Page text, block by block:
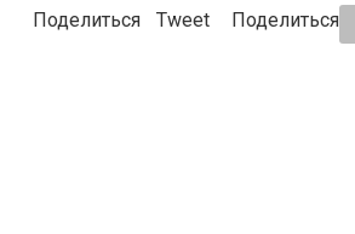
Поделиться Tweet Поделиться